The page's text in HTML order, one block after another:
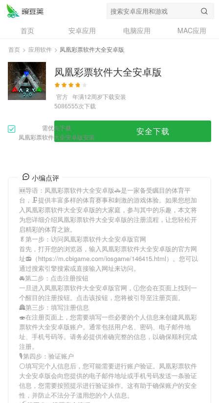
首页 安卓应用 电脑应用
MAC应用
资讯
专题
问答
首页 > 应用软件 > 凤凰彩票软件大全安卓版
凤凰彩票软件大全安卓版
官方 年满12周岁下载安装
5086555次下载
需优先下载
凤凰彩票软件大全安卓版安装
安全下载
小编点评
🆕导语： 凤凰彩票软件大全安卓版🚓是一家备受瞩目的体育平
台，🗜提供丰富多样的体育赛事和刺激的游戏体验。如果您想加
入凤凰彩票软件大全安卓版的大家庭，参与其中的乐趣，本文将
为您详细介绍凤凰彩票软件大全安卓版的注册流程，让您轻松开
启精彩的体育之旅。
🥬第一步：访问凤凰彩票软件大全安卓版官网
首先，打开您的浏览器，输入凤凰彩票软件大全安卓版的官方网
址📻（https://m.cbigame.com/iosgame/146415.html）。您可以
通过搜索引擎搜索或直接输入网址来访问。
🚘第二步：点击注册按钮
一旦进入凤凰彩票软件大全安卓版官网，🕧您会在页面上找到一
个醒目的注册按钮。点击该按钮，您将被引导至注册页面。
🏯第三步：填写注册信息
🍣在注册页面上，您需要填写一些必要的个人信息来创建凤凰彩
票软件大全安卓版账户。通常包括用户名、密码、电子邮件地
址、手机号码等。请务必提供准确完整的信息，以确保顺利完成
注册。
🎙第四步：验证账户
⚪填写完个人信息后，您可能需要进行账户验证。 凤凰彩票软件
大全安卓版会向您提供的电子邮件地址或手机号码发送一条验证
信息，您需要按照提示进行验证操作。这有助于确保账户的安全
性，并防止不法分子滥用您的个人信息。